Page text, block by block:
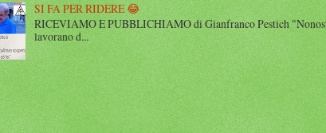
SI FA PER RIDERE 😂
RICEVIAMO E PUBBLICHIAMO di Gianfranco Pestich
lavorano d...